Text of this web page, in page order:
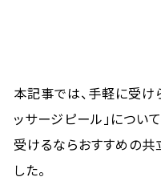
本記事では、手軽に受け
ッサージピール」につい
受けるならおすすめの
した。